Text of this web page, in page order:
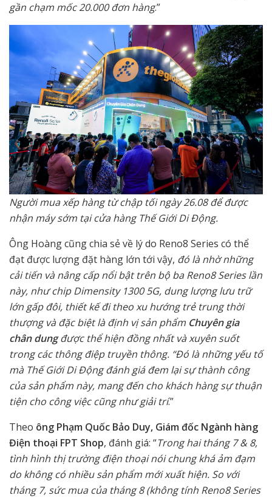
gần chạm mốc 20.000 đơn hàng.”
Người mua xếp hàng từ chập tối ngày 26.08 để được
nhận máy sớm tại cửa hàng Thế Giới Di Động.
Ông Hoàng cũng chia sẻ về lý do Reno8 Series có thể
đạt được lượng đặt hàng lớn tới vậy, đó là nhờ những
cải tiến và nâng cấp nổi bật trên bộ ba Reno8 Series lần
này, như chip Dimensity 1300 5G, dung lượng lưu trữ
lớn gấp đôi, thiết kế đi theo xu hướng trẻ trung thời
thượng và đặc biệt là định vị sản phẩm Chuyên gia
chân dungđược thể hiện đồng nhất và xuyên suốt
trong các thông điệp truyền thông. “Đó là những yếu tố
mà Thế Giới Di Động đánh giá đem lại sự thành công
của sản phẩm này, mang đến cho khách hàng sự thuận
tiện cho công việc cũng như giải trí.”
Theo ông Phạm Quốc Bảo Duy, Giám đốc Ngành hàng
Điện thoại FPT Shop, đánh giá: “Trong hai tháng 7 & 8,
tình hình thị trường điện thoại nói chung khá ảm đạm
do không có nhiều sản phẩm mới xuất hiện. So với
tháng 7, sức mua của tháng 8 (không tính Reno8 Series